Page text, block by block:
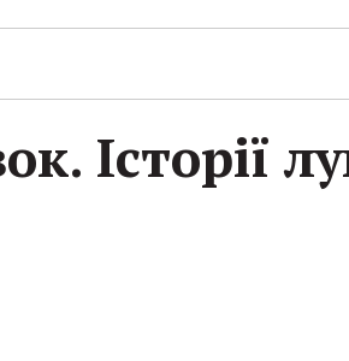
Історії